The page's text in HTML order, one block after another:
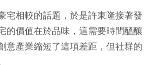
宅相較的話題，於是許東隆接著發
的價值在於品味，這需要時間醞釀
意產業縮短了這項差距，但社群的